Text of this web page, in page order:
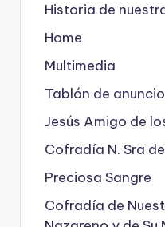
Historia de
Home
Multimedia
Tablón de
Jesús Amigo de
Cofradía N. Sra
Preciosa Sangre
Cofradía de